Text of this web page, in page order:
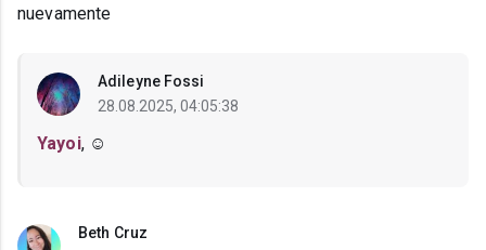
nuevamente
Adileyne Fossi
28.08.2025, 04:05:38
Yayoi, ☺️
Beth Cruz